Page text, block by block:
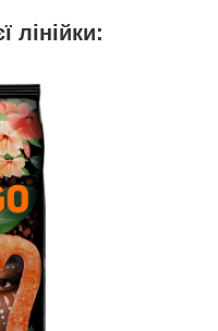
лінійки: